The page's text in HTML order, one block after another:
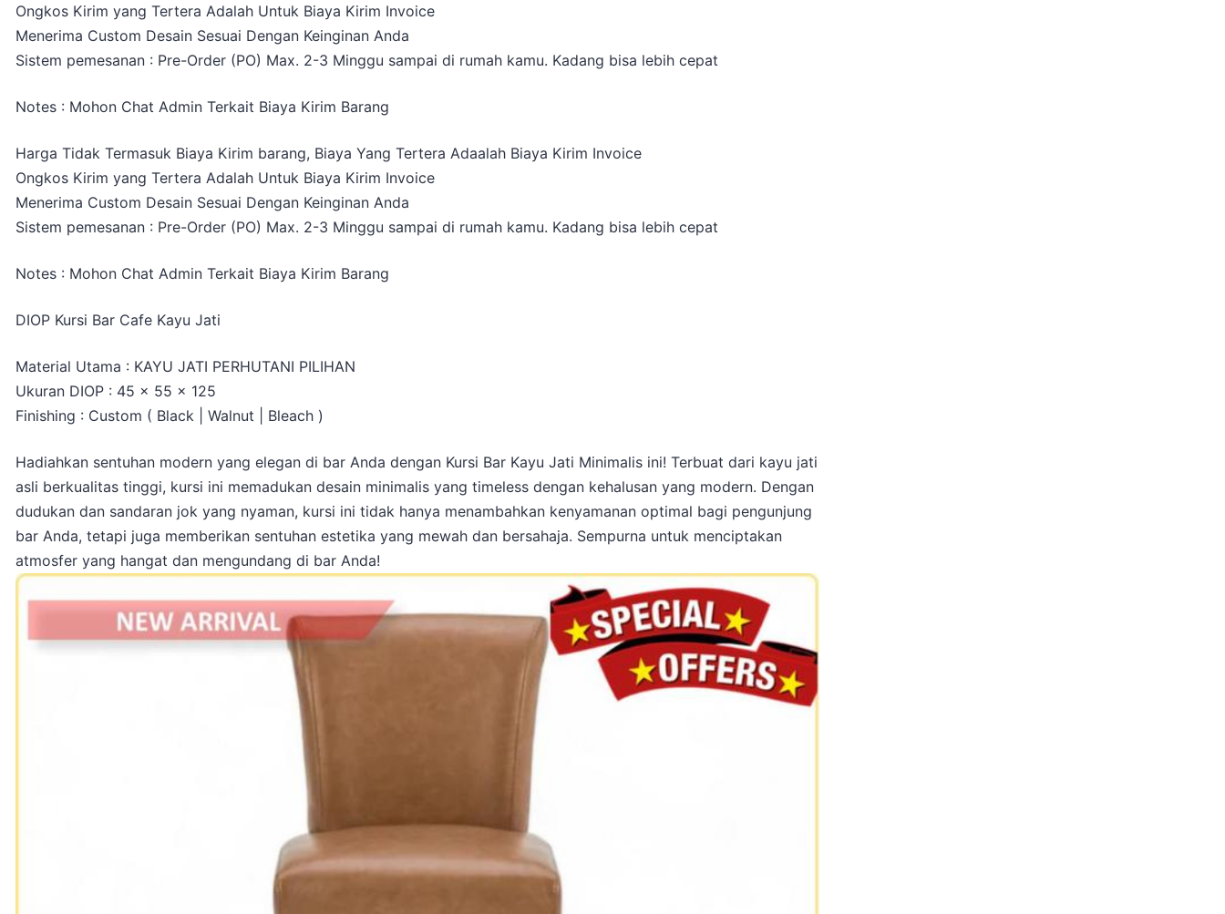
Ongkos Kirim yang Tertera Adalah Untuk Biaya Kirim Invoice
Menerima Custom Desain Sesuai Dengan Keinginan Anda
Sistem pemesanan : Pre-Order (PO) Max. 2-3 Minggu sampai di rumah kamu. Kadang bisa lebih cepat
Notes : Mohon Chat Admin Terkait Biaya Kirim Barang
Harga Tidak Termasuk Biaya Kirim barang, Biaya Yang Tertera Adaalah Biaya Kirim Invoice
Ongkos Kirim yang Tertera Adalah Untuk Biaya Kirim Invoice
Menerima Custom Desain Sesuai Dengan Keinginan Anda
Sistem pemesanan : Pre-Order (PO) Max. 2-3 Minggu sampai di rumah kamu. Kadang bisa lebih cepat
Notes : Mohon Chat Admin Terkait Biaya Kirim Barang
DIOP Kursi Bar Cafe Kayu Jati
Material Utama : KAYU JATI PERHUTANI PILIHAN
Ukuran DIOP : 45 x 55 x 125
Finishing : Custom ( Black | Walnut | Bleach )
Hadiahkan sentuhan modern yang elegan di bar Anda dengan Kursi Bar Kayu Jati Minimalis ini! Terbuat dari kayu jati
asli berkualitas tinggi, kursi ini memadukan desain minimalis yang timeless dengan kehalusan yang modern. Dengan
dudukan dan sandaran jok yang nyaman, kursi ini tidak hanya menambahkan kenyamanan optimal bagi pengunjung
bar Anda, tetapi juga memberikan sentuhan estetika yang mewah dan bersahaja. Sempurna untuk menciptakan
atmosfer yang hangat dan mengundang di bar Anda!